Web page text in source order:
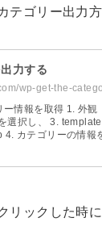
テゴリー出力
力する
wp-get-the-
ー情報を取得 1. 外
選択し、 3.
カテゴリーの情報
リックした時に